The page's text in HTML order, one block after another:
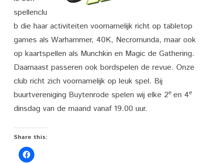
spellenclu
b die haar activiteiten voornamelijk richt op tabletop
games als Warhammer, 40K, Necromunda, maar ook
op kaartspellen als Munchkin en Magic de Gathering.
Daarnaast passeren ook bordspelen de revue. Onze
club richt zich voornamelijk op leuk spel. Bij
buurtvereniging Buytenrode spelen wij elke 2e en 4e
dinsdag van de maand vanaf 19.00 uur.
Share this: